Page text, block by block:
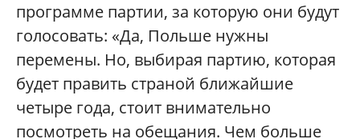
программе партии, за которую они будут
голосовать: «Да, Польше нужны
перемены. Но, выбирая партию, которая
будет править страной ближайшие
четыре года, стоит внимательно
посмотреть на обещания. Чем больше